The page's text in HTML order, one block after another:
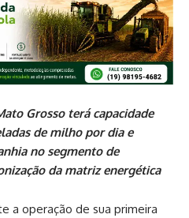
Grosso terá capacidade
de milho por dia e
no segmento de
da matriz energética
a operação de sua primeira